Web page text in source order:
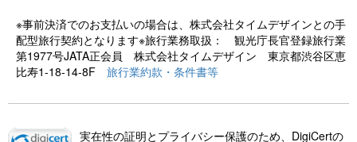
※事前決済でのお支払いの場合は、株式会社タイムデザインとの手
配型旅行契約となります※旅行業務取扱： 観光庁長官登録旅行業
第1977号JATA正会員 株式会社タイムデザイン 東京都渋谷区恵
比寿1-18-14-8F 旅行業約款・条件書等
実在性の証明とプライバシー保護のため、DigiCertの